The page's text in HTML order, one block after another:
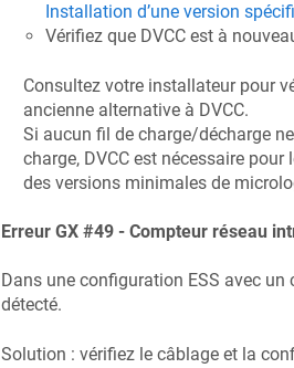
Installation d’une version
Vérifiez que DVCC est à
Consultez votre installateur pour
ancienne alternative à DVCC.
Si aucun fil de charge/décharge
charge, DVCC est nécessaire
des versions minimales de
Erreur GX #49 - Compteur réseau
Dans une configuration ESS avec un
détecté.
Solution : vérifiez le câblage et la